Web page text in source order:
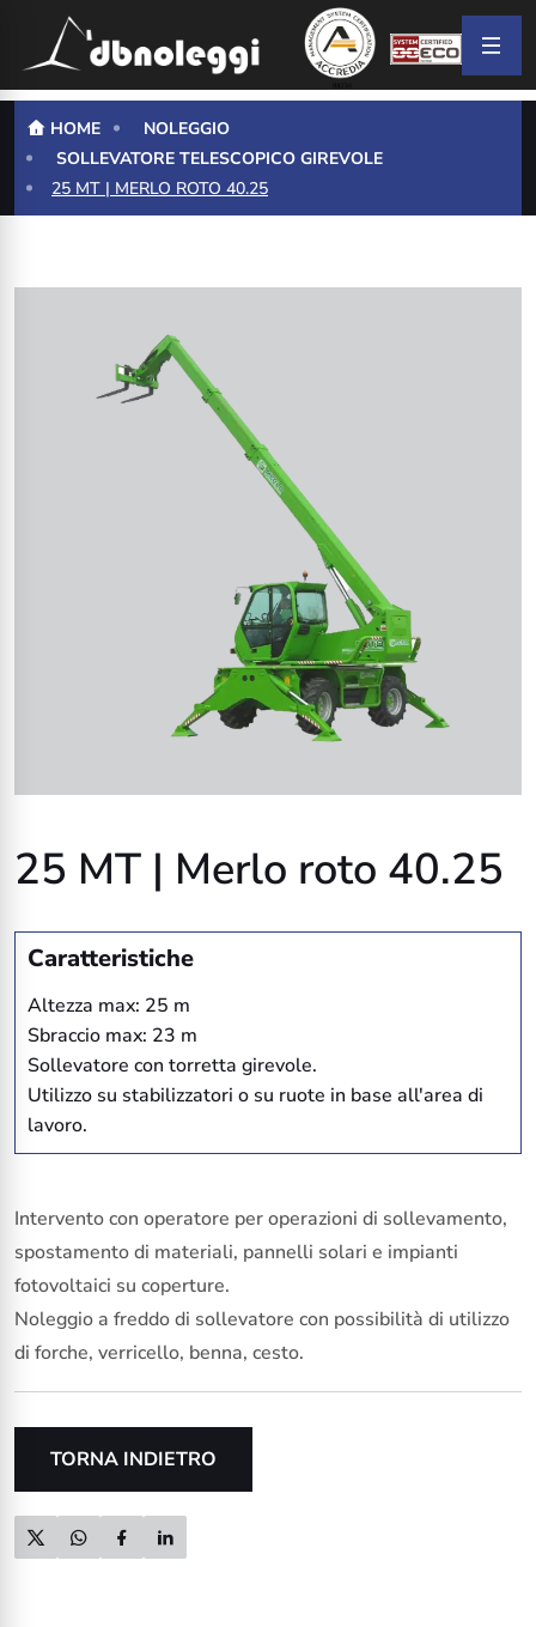
HOME
NOLEGGIO
SOLLEVATORE TELESCOPICO GIREVOLE
25 MT | MERLO ROTO 40.25
25 MT | Merlo roto 40.25
Caratteristiche
Altezza max: 25 m
Sbraccio max: 23 m
Sollevatore con torretta girevole.
Utilizzo su stabilizzatori o su ruote in base all'area di
lavoro.
Intervento con operatore per operazioni di sollevamento,
spostamento di materiali, pannelli solari e impianti
fotovoltaici su coperture.
Noleggio a freddo di sollevatore con possibilità di utilizzo
di forche, verricello, benna, cesto.
TORNA INDIETRO